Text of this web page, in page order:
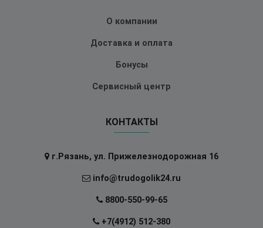
О компании
Доставка и оплата
Бонусы
Сервисный центр
КОНТАКТЫ
г.Рязань, ул. Прижелезнодорожная 16
info@trudogolik24.ru
8800-550-99-65
+7(4912) 512-380